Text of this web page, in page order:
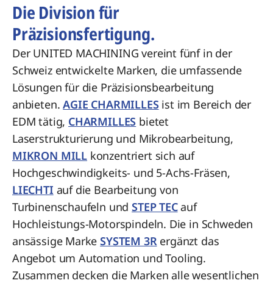
Die Division für
Präzisionsfertigung.
Der UNITED MACHINING vereint fünf in der
Schweiz entwickelte Marken, die umfassende
Lösungen für die Präzisionsbearbeitung
anbieten.AGIE CHARMILLES ist im Bereich der
EDM tätig, CHARMILLES bietet
Laserstrukturierung und Mikrobearbeitung,
MIKRON MILL konzentriert sich auf
Hochgeschwindigkeits- und 5-Achs-Fräsen,
LIECHTI auf die Bearbeitung von
Turbinenschaufeln undSTEP TECauf
Hochleistungs-Motorspindeln. Die in Schweden
ansässige MarkeSYSTEM 3Rergänzt das
Angebot um Automation und Tooling.
Zusammen decken die Marken alle wesentlichen